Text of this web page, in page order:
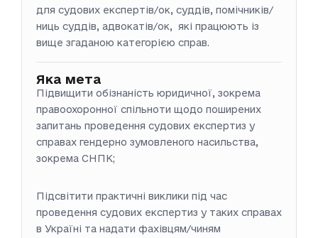
для судових експертів/ок, суддів, помічників/
ниць суддів, адвокатів/ок, які працюють із
вище згаданою категорією справ.
Яка мета
Підвищити обізнаність юридичної, зокрема
правоохоронної спільноти щодо поширених
запитань проведення судових експертиз у
справах гендерно зумовленого насильства,
зокрема СНПК;
Підсвітити практичні виклики під час
проведення судових експертиз у таких справах
в Україні та надати фахівцям/чиням